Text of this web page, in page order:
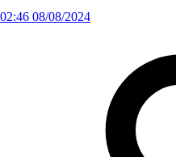
02:46 08/08/2024